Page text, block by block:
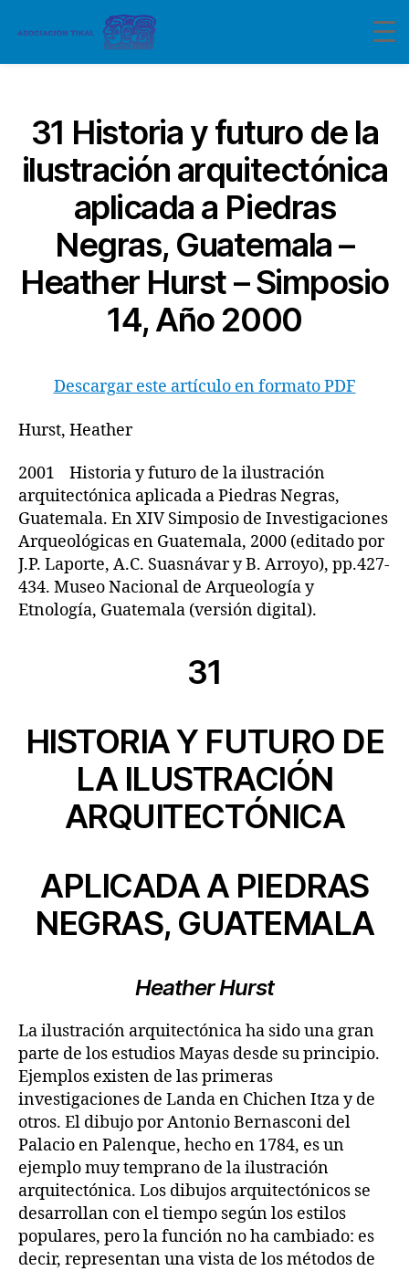
31 Historia y futuro de la
ilustración arquitectónica
aplicada a Piedras
Negras, Guatemala –
Heather Hurst – Simposio
14, Año 2000
Descargar este artículo en formato PDF
Hurst, Heather
2001 Historia y futuro de la ilustración
arquitectónica aplicada a Piedras Negras,
Guatemala. En XIV Simposio de Investigaciones
Arqueológicas en Guatemala, 2000 (editado por
J.P. Laporte, A.C. Suasnávar y B. Arroyo), pp.427-
434. Museo Nacional de Arqueología y
Etnología, Guatemala (versión digital).
31
HISTORIA Y FUTURO DE
LA ILUSTRACIÓN
ARQUITECTÓNICA
APLICADA A PIEDRAS
NEGRAS, GUATEMALA
Heather Hurst
La ilustración arquitectónica ha sido una gran
parte de los estudios Mayas desde su principio.
Ejemplos existen de las primeras
investigaciones de Landa en Chichen Itza y de
otros. El dibujo por Antonio Bernasconi del
Palacio en Palenque, hecho en 1784, es un
ejemplo muy temprano de la ilustración
arquitectónica. Los dibujos arquitectónicos se
desarrollan con el tiempo según los estilos
populares, pero la función no ha cambiado: es
decir, representan una vista de los métodos de